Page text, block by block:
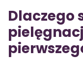
Dlaczego